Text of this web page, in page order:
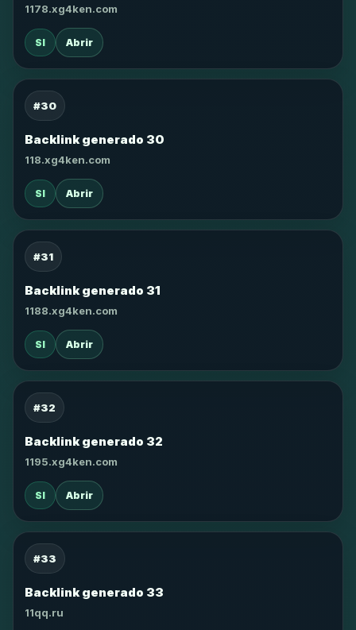
1178.xg4ken.com
SI Abrir
#30
Backlink generado 30
118.xg4ken.com
SI Abrir
#31
Backlink generado 31
1188.xg4ken.com
SI Abrir
#32
Backlink generado 32
1195.xg4ken.com
SI Abrir
#33
Backlink generado 33
11qq.ru